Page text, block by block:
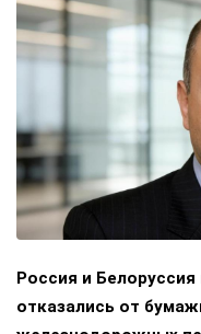
Россия и
отказались от